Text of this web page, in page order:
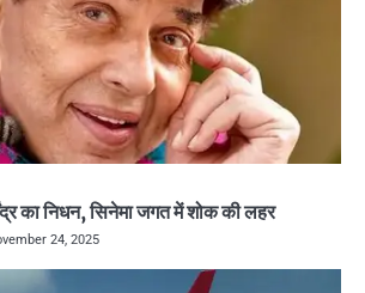
का निधन, सिनेमा जगत में शोक की लहर
24, 2025